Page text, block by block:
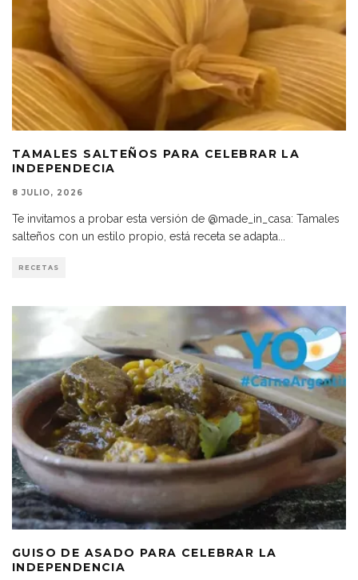
TAMALES SALTEÑOS PARA CELEBRAR LA
INDEPENDECIA
8 JULIO, 2026
Te invitamos a probar esta versión de @made_in_casa: Tamales
salteños con un estilo propio, está receta se adapta
RECETAS
GUISO DE ASADO PARA CELEBRAR LA
INDEPENDENCIA